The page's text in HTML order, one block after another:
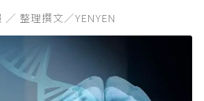
／ 整理撰文／YENYEN